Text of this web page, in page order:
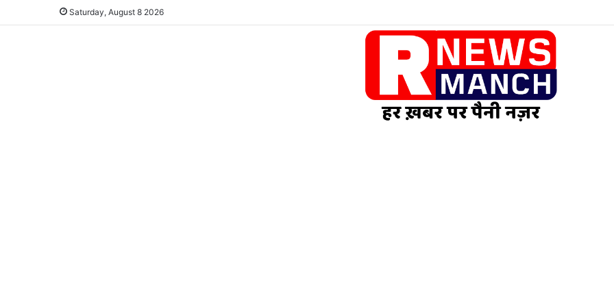
Saturday, August 8 2026